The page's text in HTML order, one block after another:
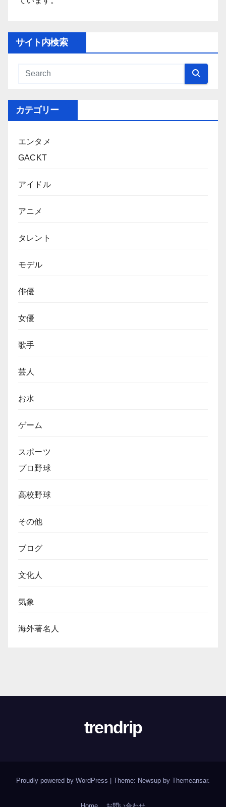
サイト内検索
カテゴリー
エンタメ
GACKT
アイドル
アニメ
タレント
モデル
俳優
女優
歌手
芸人
お水
ゲーム
スポーツ
プロ野球
高校野球
その他
ブログ
文化人
気象
海外著名人
trendrip
Proudly powered by WordPress | Theme: Newsup by Themeansar.